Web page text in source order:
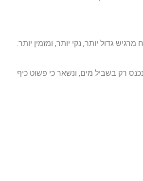
גדול יותר, נקי יותר, ומזמין יותר.
רק בשביל מים, ונשאר כי פשוט כיף